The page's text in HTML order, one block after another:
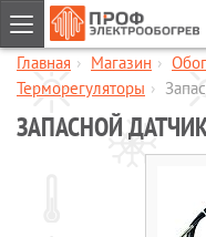
ГЛАВНАЯ
КОМПАНИЯ
Главная › Магазин ›
Терморегуляторы ›
ЗАПАСНОЙ